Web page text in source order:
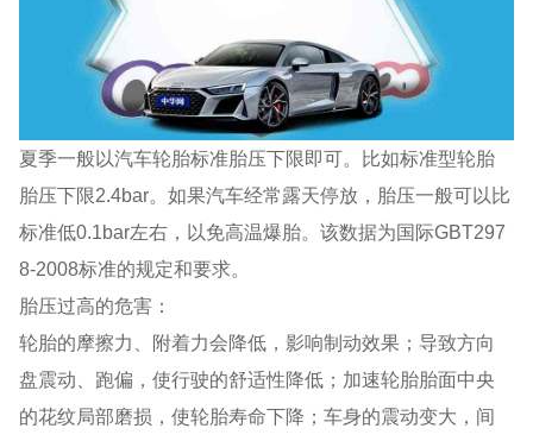
夏季一般以汽车轮胎标准胎压下限即可。比如标准型轮胎
胎压下限2.4bar。如果汽车经常露天停放，胎压一般可以比
标准低0.1bar左右，以免高温爆胎。该数据为国际GBT297
8-2008标准的规定和要求。
胎压过高的危害：
轮胎的摩擦力、附着力会降低，影响制动效果；导致方向
盘震动、跑偏，使行驶的舒适性降低；加速轮胎胎面中央
的花纹局部磨损，使轮胎寿命下降；车身的震动变大，间